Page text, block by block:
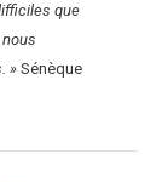
que
» Sénèque